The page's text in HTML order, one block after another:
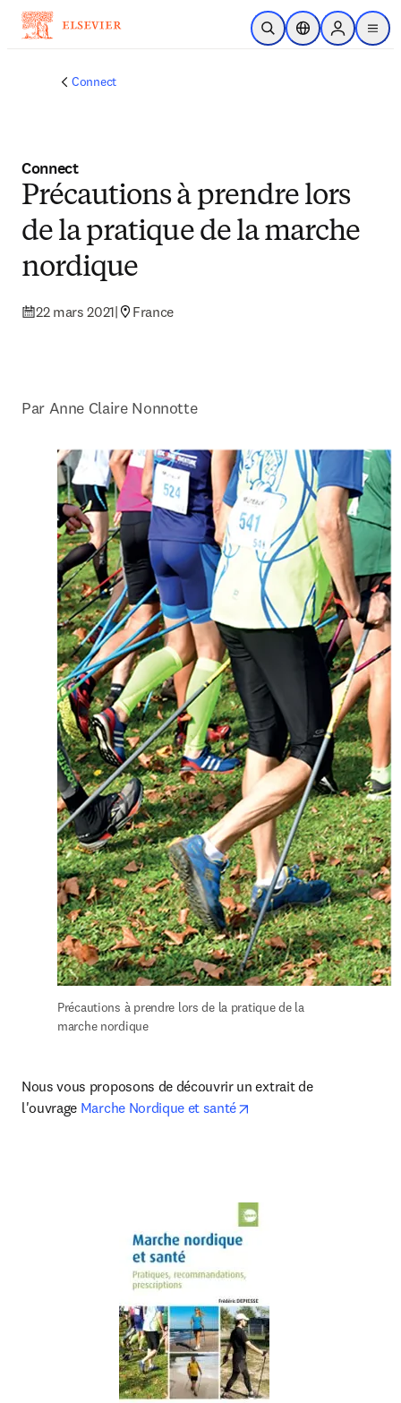
Passer au contenu principal
Ouvrir la recherche
Sélecteur de
Sign in to
menu
Connect
Connect
Précautions à prendre lors
de la pratique de la marche
nordique
22 mars 2021| France
Par Anne Claire Nonnotte
Précautions à prendre lors de la pratique de la
marche nordique
Nous vous proposons de découvrir un extrait de
l'ouvrage Marche Nordique et santé